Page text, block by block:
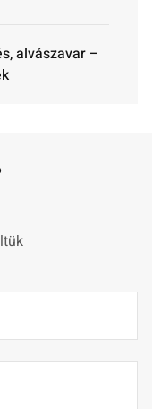
alvászavar –